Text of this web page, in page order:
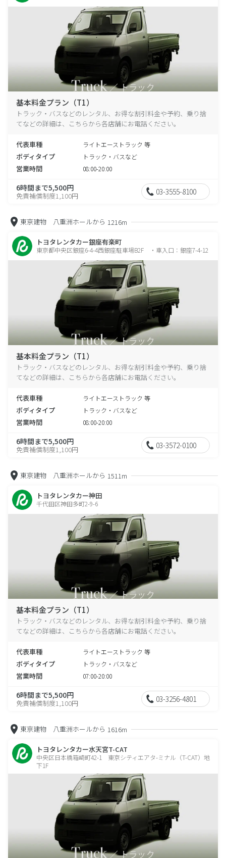
基本料金プラン（T1）
トラック・バスなどのレンタル、お得な割引料金や予約、乗り捨
てなどの詳細は、こちらから各店舗にお電話ください。
代表車種 ライトエーストラック 等
ボディタイプ トラック・バスなど
営業時間 08:00-20:00
6時間まで5,500円
免責補償制度1,100円 03-3555-8100
東京建物 八重洲ホールから 1216m
トヨタレンタカー銀座有楽町
東京都中央区銀座6-4-4西銀座駐車場B2F ・車入口：銀座7-4-12
基本料金プラン（T1）
トラック・バスなどのレンタル、お得な割引料金や予約、乗り捨
てなどの詳細は、こちらから各店舗にお電話ください。
代表車種 ライトエーストラック 等
ボディタイプ トラック・バスなど
営業時間 08:00-20:00
6時間まで5,500円
免責補償制度1,100円 03-3572-0100
東京建物 八重洲ホールから 1511m
トヨタレンタカー神田
千代田区神田多町2-9-6
基本料金プラン（T1）
トラック・バスなどのレンタル、お得な割引料金や予約、乗り捨
てなどの詳細は、こちらから各店舗にお電話ください。
代表車種 ライトエーストラック 等
ボディタイプ トラック・バスなど
営業時間 07:00-20:00
6時間まで5,500円
免責補償制度1,100円 03-3256-4801
東京建物 八重洲ホールから 1616m
トヨタレンタカー水天宮T-CAT
中央区日本橋箱崎町42-1 東京シティエアタ-ミナル（T-CAT）地
下1F